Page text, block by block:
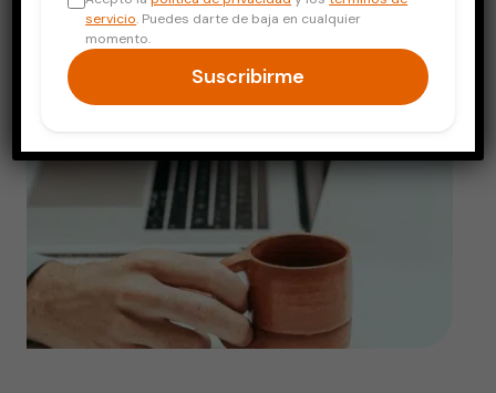
servicio. Puedes darte de baja en cualquier
momento.
Suscribirme